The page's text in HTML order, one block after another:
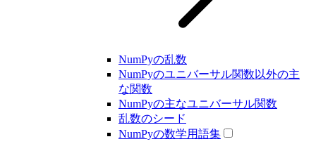
NumPyの乱数
NumPyのユニバーサル関数以外の主
な関数
NumPyの主なユニバーサル関数
乱数のシード
NumPyの数学用語集